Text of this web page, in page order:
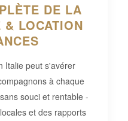
DE LA
LOCATION
Italie peut s'avérer
à chaque
souci et rentable -
et des rapports